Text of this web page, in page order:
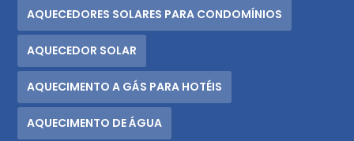
AQUECEDORES SOLARES PARA CONDOMÍNIOS
AQUECEDOR SOLAR
AQUECIMENTO A GÁS PARA HOTÉIS
AQUECIMENTO DE ÁGUA